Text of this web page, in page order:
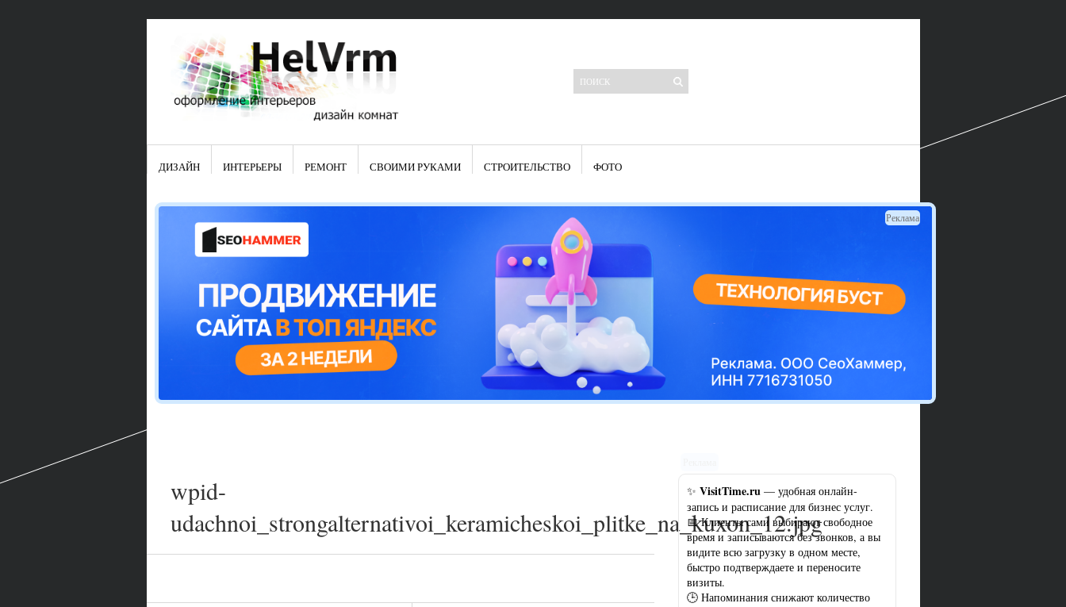
Свежие записи
Японские кухонные ножи: традиции древних самураев
Элитные кухни: стилевые особенности
Элитная посуда для кухни – гордость любой хозяйки
Шкаф-пенал для кухни по инструкции
Электропроводка на кухне: планирование и монтаж
Что представляет собой столовая группа для кухни
Школа ремонта кухни
Черно-белая кухня – дань моде или универсальный вариант дизайна
Электрические вытяжки для кухни:особенности применения
Фасады для кухни своими руками — ваша фантазия, плюс навыки
сотворят чудеса
Шьем шторы на кухню сами: пошаговая инструкция
Чем отмыть жир на кухне – советы опытных хозяек
Цветовая гамма кухни: рекомендации по выбору оптимального
ДИЗАЙН ИНТЕРЬЕРЫ РЕМОНТ СВОИМИ РУКАМИ СТРОИТЕЛЬСТВО ФОТО
Реклама
wpid-
udachnoi_strongalternativoi_keramicheskoi_plitke_na_kuxon_12.jpg
✨ VisitTime.ru — удобная онлайн-
запись и расписание для бизнес услуг.
📅 Клиенты сами выбирают свободное
время и записываются без звонков, а вы
видите всю загрузку в одном месте,
быстро подтверждаете и переносите
визиты.
🕒 Напоминания снижают количество